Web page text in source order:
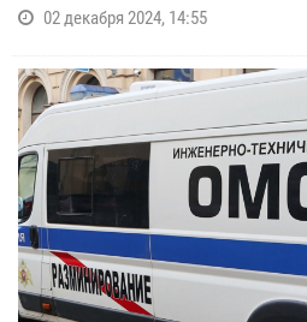
02 декабря 2024, 14:55